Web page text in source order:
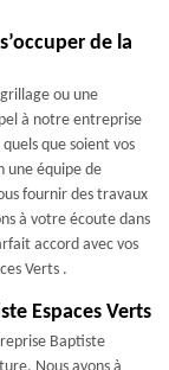
de la
ou une
à notre entreprise
que soient vos
une équipe de
fournir des travaux
à votre écoute dans
accord avec vos
Verts .
Espaces Verts
Baptiste